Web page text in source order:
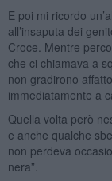
E poi mi ricordo
all’insaputa dei
Croce. Mentre
che ci chiamava a
non gradirono
immediatamente a
Quella volta però
e anche qualche
non perdeva
nera”.